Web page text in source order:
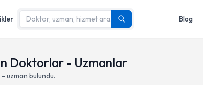
Blog
Doktorlar - Uzmanlar
uzman bulundu.